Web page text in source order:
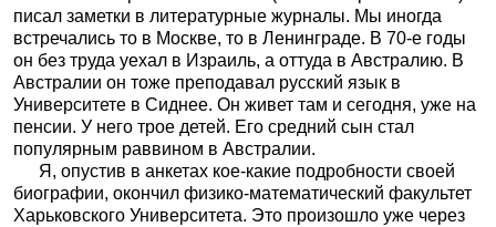
писал заметки в литературные журналы. Мы иногда
встречались то в Москве, то в Ленинграде. В 70-е годы
он без труда уехал в Израиль, а оттуда в Австралию. В
Австралии он тоже преподавал русский язык в
Университете в Сиднее. Он живет там и сегодня, уже на
пенсии. У него трое детей. Его средний сын стал
популярным раввином в Австралии.
Я, опустив в анкетах кое-какие подробности своей
биографии, окончил физико-математический факультет
Харьковского Университета. Это произошло уже через